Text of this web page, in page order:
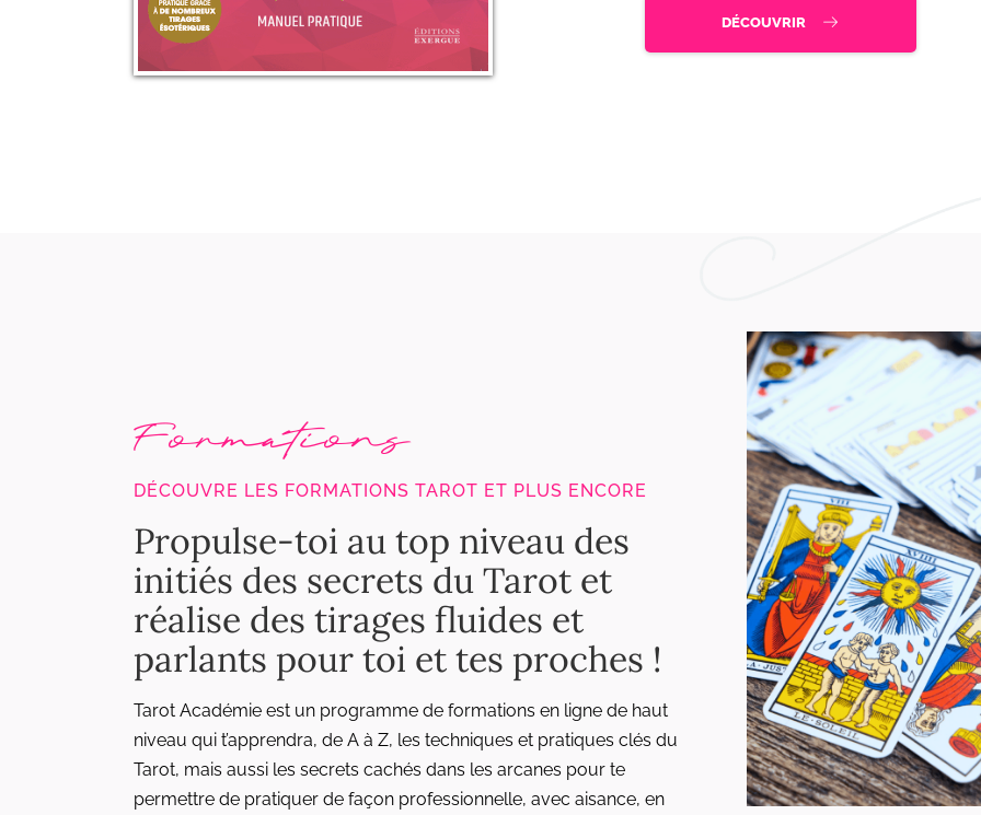
DÉCOUVRIR
Formations
DÉCOUVRE LES FORMATIONS TAROT ET PLUS ENCORE
Propulse-toi au top niveau des
initiés des secrets du Tarot et
réalise des tirages fluides et
parlants pour toi et tes proches !
Tarot Académie est un programme de formations en ligne de haut
niveau qui t’apprendra, de A à Z, les techniques et pratiques clés du
Tarot, mais aussi les secrets cachés dans les arcanes pour te
permettre de pratiquer de façon professionnelle, avec aisance, en